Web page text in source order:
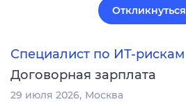
Откликнуться
Специалист по ИТ-рискам
Договорная зарплата
29 июля 2026 Москва